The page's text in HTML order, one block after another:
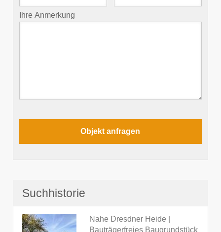
Ihre Anmerkung
Suchhistorie
Nahe Dresdner Heide |
Bauträgerfreies Baugrundstück